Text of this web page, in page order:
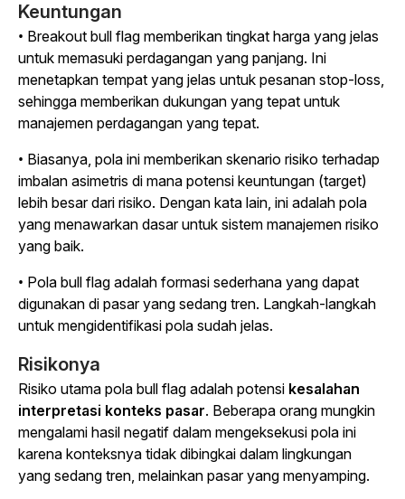
Keuntungan
• Breakout bull flag memberikan tingkat harga yang jelas
untuk memasuki perdagangan yang panjang. Ini
menetapkan tempat yang jelas untuk pesanan stop-loss,
sehingga memberikan dukungan yang tepat untuk
manajemen perdagangan yang tepat.
• Biasanya, pola ini memberikan skenario risiko terhadap
imbalan asimetris di mana potensi keuntungan (target)
lebih besar dari risiko. Dengan kata lain, ini adalah pola
yang menawarkan dasar untuk sistem manajemen risiko
yang baik.
• Pola bull flag adalah formasi sederhana yang dapat
digunakan di pasar yang sedang tren. Langkah-langkah
untuk mengidentifikasi pola sudah jelas.
Risikonya
Risiko utama pola bull flag adalah potensi kesalahan
interpretasi konteks pasar. Beberapa orang mungkin
mengalami hasil negatif dalam mengeksekusi pola ini
karena konteksnya tidak dibingkai dalam lingkungan
yang sedang tren, melainkan pasar yang menyamping.